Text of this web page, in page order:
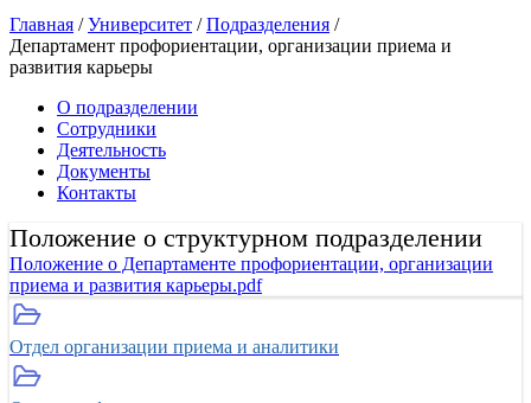
Главная /Университет /Подразделения /
Департамент профориентации, организации приема и
развития карьеры
О подразделении
Сотрудники
Деятельность
Документы
Контакты
Положение о структурном подразделении
Положение о Департаменте профориентации, организации
приема и развития карьеры.pdf
Отдел организации приема и аналитики